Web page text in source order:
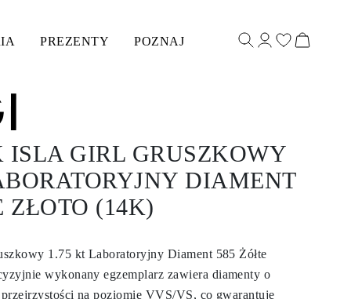
PREZENTY POZNAJ
ISLA GIRL GRUSZKOWY
DIAMENT
ZŁOTO (14K)
1.75 kt Laboratoryjny Diament 585 Żółte
wykonany egzemplarz zawiera diamenty o
na poziomie VVS/VS, co gwarantuje